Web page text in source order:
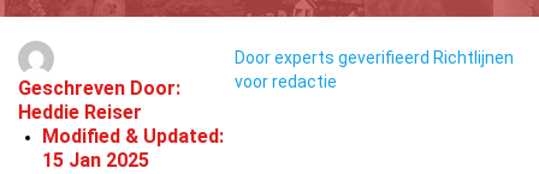
Geschreven Door:
Heddie Reiser
Modified & Updated:
15 Jan 2025
Door experts geverifieerd Richtlijnen
voor redactie